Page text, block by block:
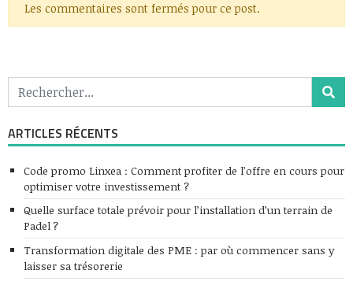
Les commentaires sont fermés pour ce post.
ARTICLES RÉCENTS
Code promo Linxea : Comment profiter de l’offre en cours pour
optimiser votre investissement ?
Quelle surface totale prévoir pour l’installation d’un terrain de
Padel ?
Transformation digitale des PME : par où commencer sans y
laisser sa trésorerie